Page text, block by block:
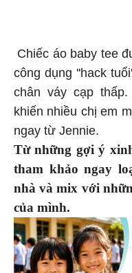
Chiếc áo baby tee
công dụng ''hack
chân váy cạp
khiến nhiều chị em
ngay từ Jennie.
Từ những gợi ý
tham khảo ngay
nhà và mix với
của mình.